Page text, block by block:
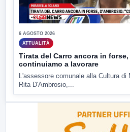
6 AGOSTO 2026
ATTUALITÀ
Tirata del Carro ancora in
continuiamo a lavorare
L'assessore comunale alla Cultura
Rita D'Ambrosio,...